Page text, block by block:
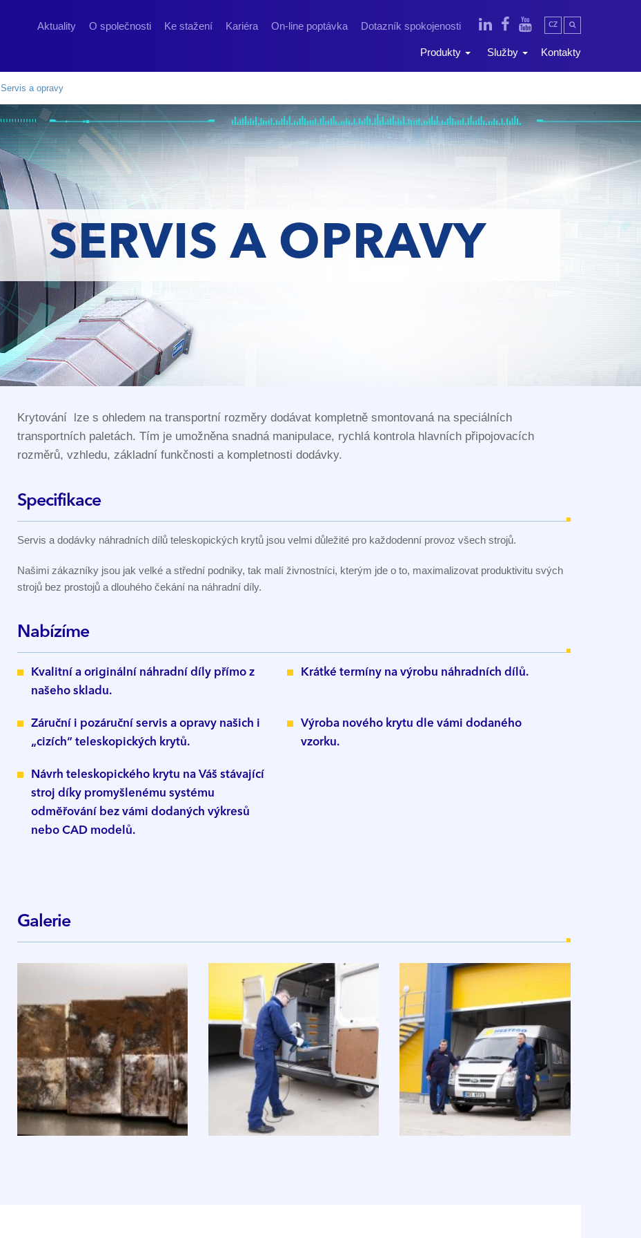
Aktuality O společnosti Ke stažení Kariéra On-line poptávka Dotazník spokojenosti CZ
Produkty Služby Kontakty
Servis a opravy
SERVIS A OPRAVY
Krytování lze s ohledem na transportní rozměry dodávat kompletně smontovaná na speciálních
transportních paletách. Tím je umožněna snadná manipulace, rychlá kontrola hlavních připojovacích
rozměrů, vzhledu, základní funkčnosti a kompletnosti dodávky.
Specifikace
Servis a dodávky náhradních dílů teleskopických krytů jsou velmi důležité pro každodenní provoz všech strojů.
Našimi zákazníky jsou jak velké a střední podniky, tak malí živnostníci, kterým jde o to, maximalizovat produktivitu svých
strojů bez prostojů a dlouhého čekání na náhradní díly.
Nabízíme
Kvalitní a originální náhradní díly přímo z
našeho skladu.
Krátké termíny na výrobu náhradních dílů.
Záruční i pozáruční servis a opravy našich i
„cizích“ teleskopických krytů.
Výroba nového krytu dle vámi dodaného
vzorku.
Návrh teleskopického krytu na Váš stávající
stroj díky promyšlenému systému
odměřování bez vámi dodaných výkresů
nebo CAD modelů.
Galerie